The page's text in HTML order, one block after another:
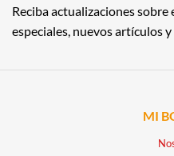
Reciba actualizaciones
especiales, nuevos artículos y
MI